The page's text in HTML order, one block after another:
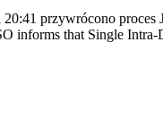
przywrócono
informs that Single